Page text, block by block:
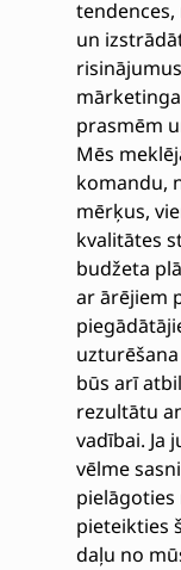
un
prasmēm
Mēs
komandu,
mērķus,
kvalitātes
budžeta
ar ārējiem
būs arī
rezultātu
vadībai. Ja
vēlme
pielāgoties
pieteikties
daļu no